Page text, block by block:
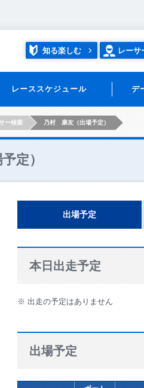
知る楽しむ レーサ
レーススケジュール デ
ー検索 乃村 康友（出場予定）
定）
出場予定
本日出走予定
※ 出走の予定はありません
出場予定